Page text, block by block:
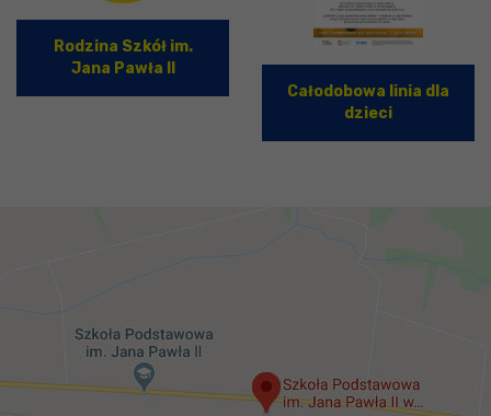
Rodzina Szkół im.
Jana Pawła II
Całodobowa linia dla
dzieci